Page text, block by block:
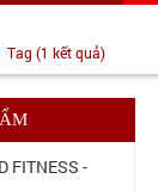
Tag (1 kết quả)
FITNESS -